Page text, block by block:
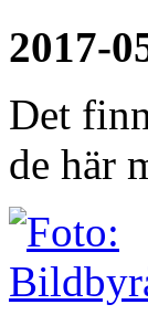
2017-
Det
de här